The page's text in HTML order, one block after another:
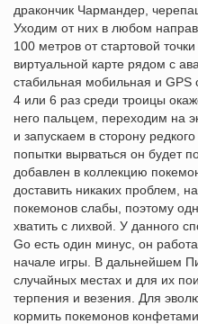
дракончик Чармандер,
Уходим от них в любом
100 метров от стартовой
виртуальной карте рядом с
стабильная мобильная и GPS
4 или 6 раз среди троицы
него пальцем, переходим на
и запускаем в сторону
попытки вырваться он будет
добавлен в коллекцию
доставить никаких проблем,
покемонов слабы, поэтому
хватить с лихвой. У данного
Go есть один минус, он
начале игры. В дальнейшем
случайных местах и для их
терпения и везения. Для
кормить покемонов